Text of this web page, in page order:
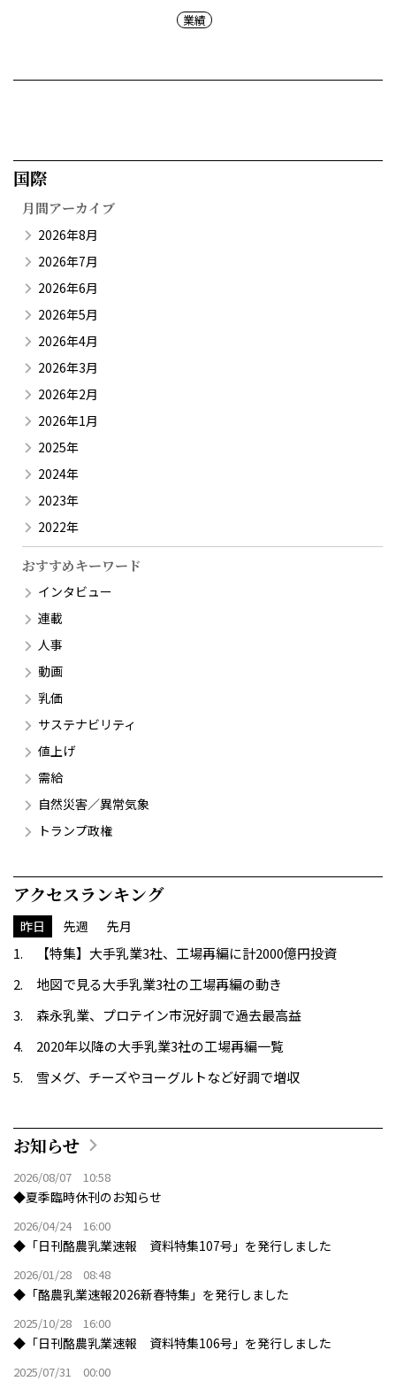
業績
国際​
月間アーカイブ
2026年8月
2026年7月
2026年6月
2026年5月
2026年4月
2026年3月
2026年2月
2026年1月
2025年
2024年
2023年
2022年
おすすめキーワード
インタビュー
連載
人事
動画
乳価
サステナビリティ
値上げ
需給
自然災害／異常気象
トランプ政権
アクセスランキング
昨日 先週 先月
【特集】大手乳業3社、工場再編に計2000億円投資
地図で見る大手乳業3社の工場再編の動き
森永乳業、プロテイン市況好調で過去最高益
2020年以降の大手乳業3社の工場再編一覧
雪メグ、チーズやヨーグルトなど好調で増収
お知らせ
2026/08/07 10:58
◆夏季臨時休刊のお知らせ
2026/04/24 16:00
◆「日刊酪農乳業速報 資料特集107号」を発行しました
2026/01/28 08:48
◆「酪農乳業速報2026新春特集」を発行しました
2025/10/28 16:00
◆「日刊酪農乳業速報 資料特集106号」を発行しました
2025/07/31 00:00